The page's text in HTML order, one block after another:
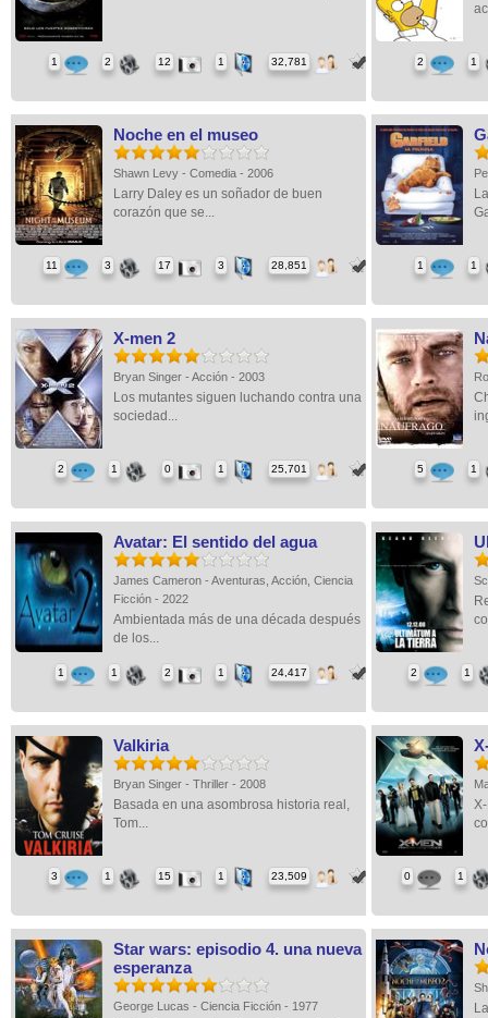
1 2 12 1 32,781 2 1
Noche en el museo
Shawn Levy - Comedia - 2006
Larry Daley es un soñador de buen
corazón que se...
11 3 17 3 28,851 1 1
X-men 2
Bryan Singer - Acción - 2003
Los mutantes siguen luchando contra una
sociedad...
2 1 0 1 25,701 5 1
Avatar: El sentido del agua
James Cameron - Aventuras, Acción, Ciencia
Ficción - 2022
Ambientada más de una década después
de los...
1 1 2 1 24,417 2 1
Valkiria
Bryan Singer - Thriller - 2008
Basada en una asombrosa historia real,
Tom...
3 1 15 1 23,509 0 1
Star wars: episodio 4. una nueva
esperanza
George Lucas - Ciencia Ficción - 1977